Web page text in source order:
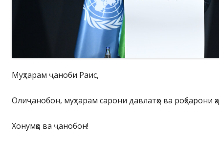
Муҳтарам ҷаноби Раис,
Олиҷанобон, муҳтарам сарони давлатҳо ва роҳбарони
Хонумҳо ва ҷанобон!